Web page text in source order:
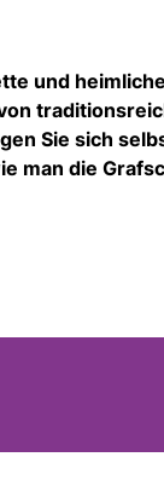
und heimliche
Sie sich
man die